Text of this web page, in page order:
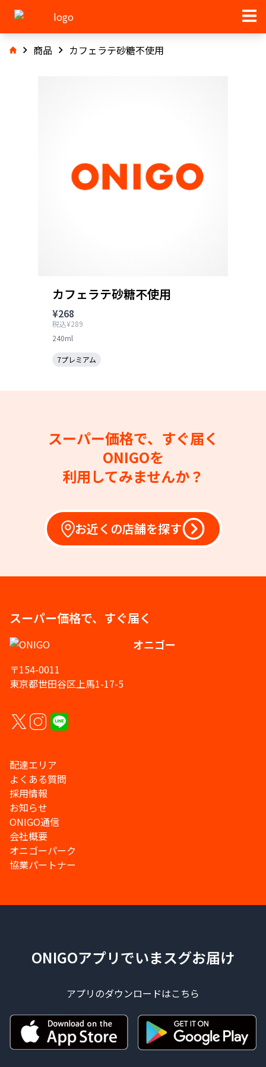
商品 カフェラテ砂糖不使用
カフェラテ砂糖不使用
¥268
税込¥289
240ml
7プレミアム
スーパー価格で、すぐ届く
ONIGOを
利用してみませんか？
お近くの店舗を探す
スーパー価格で、すぐ届く
オニゴー
〒154-0011
東京都世田谷区上馬1-17-5
配達エリア
よくある質問
採用情報
お知らせ
ONIGO通信
会社概要
オニゴーパーク
協業パートナー
ONIGOアプリでいまスグお届け
アプリのダウンロードはこちら